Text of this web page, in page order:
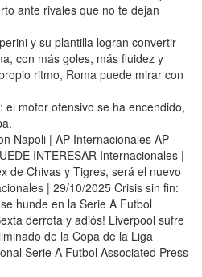
ante rivales que no te dejan
y su plantilla logran convertir
con más goles, más fluidez y
ritmo, Roma puede mirar con
el motor ofensivo se ha encendido,
Napoli | AP Internacionales AP
INTERESAR Internacionales |
de Chivas y Tigres, será el nuevo
| 29/10/2025 Crisis sin fin:
hunde en la Serie A Futbol
derrota y adiós! Liverpool sufre
de la Copa de la Liga
Serie A Futbol Associated Press